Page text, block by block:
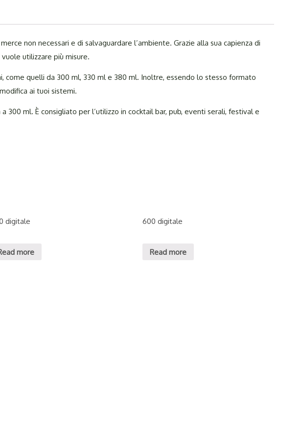
non necessari e di salvaguardare l’ambiente. Grazie alla sua capienza di
utilizzare più misure.
quelli da 300 ml, 330 ml e 380 ml. Inoltre, essendo lo stesso formato
ai tuoi sistemi.
ml. È consigliato per l’utilizzo in cocktail bar, pub, eventi serali, festival e
digitale
more
600 digitale
Read more